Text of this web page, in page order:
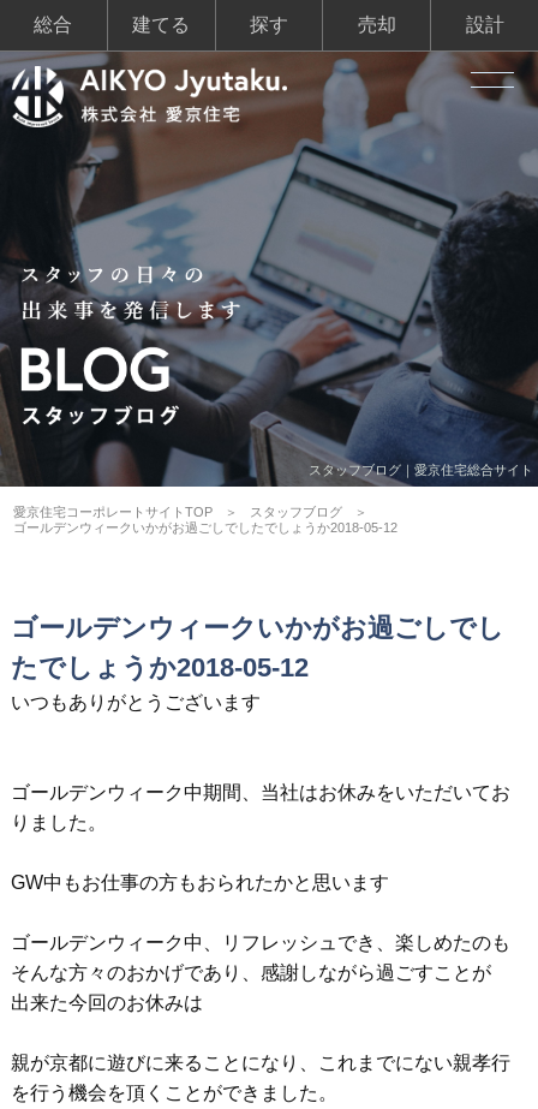
総合 建てる 探す 売却 設計
スタッフブログ｜愛京住宅総合サイト
愛京住宅コーポレートサイトTOP
スタッフブログ
ゴールデンウィークいかがお過ごしでしたでしょうか2018-05-12
ゴールデンウィークいかがお過ごしでし
たでしょうか2018-05-12
いつもありがとうございます
ゴールデンウィーク中期間、当社はお休みをいただいてお
りました。
GW中もお仕事の方もおられたかと思います
ゴールデンウィーク中、リフレッシュでき、楽しめたのも
そんな方々のおかげであり、感謝しながら過ごすことが
出来た今回のお休みは
親が京都に遊びに来ることになり、これまでにない親孝行
を行う機会を頂くことができました。